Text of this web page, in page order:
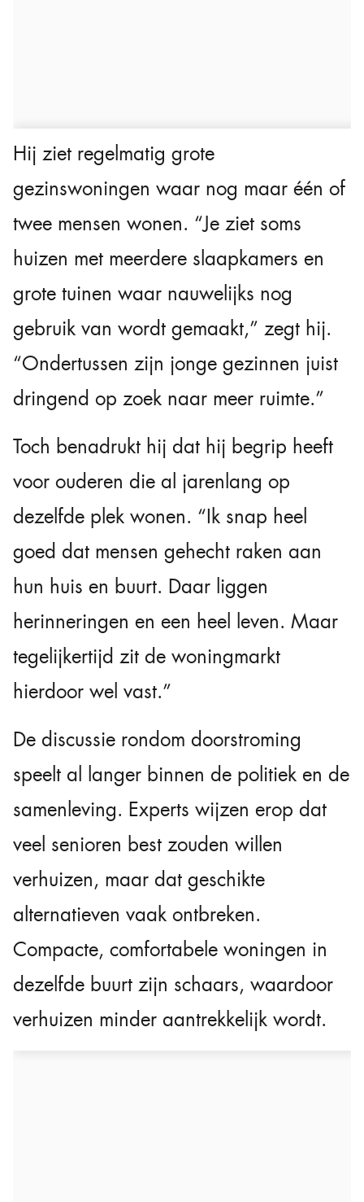
Hij ziet regelmatig grote
gezinswoningen waar nog maar één of
twee mensen wonen. “Je ziet soms
huizen met meerdere slaapkamers en
grote tuinen waar nauwelijks nog
gebruik van wordt gemaakt,” zegt hij.
“Ondertussen zijn jonge gezinnen juist
dringend op zoek naar meer ruimte.”
Toch benadrukt hij dat hij begrip heeft
voor ouderen die al jarenlang op
dezelfde plek wonen. “Ik snap heel
goed dat mensen gehecht raken aan
hun huis en buurt. Daar liggen
herinneringen en een heel leven. Maar
tegelijkertijd zit de woningmarkt
hierdoor wel vast.”
De discussie rondom doorstroming
speelt al langer binnen de politiek en de
samenleving. Experts wijzen erop dat
veel senioren best zouden willen
verhuizen, maar dat geschikte
alternatieven vaak ontbreken.
Compacte, comfortabele woningen in
dezelfde buurt zijn schaars, waardoor
verhuizen minder aantrekkelijk wordt.